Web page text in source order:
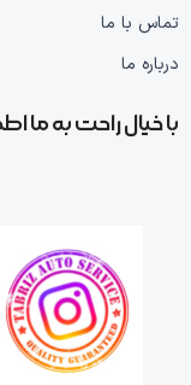
تماس با ما
درباره ما
با خیال راحت به ما